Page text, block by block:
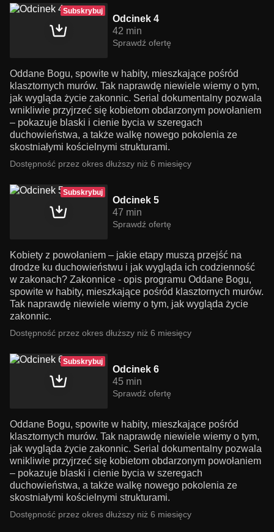
Subskrybuj
Odcinek 4
42 min
Sprawdź ofertę
Oddane Bogu, spowite w habity, mieszkające pośród
klasztornych murów. Tak naprawdę niewiele wiemy o tym,
jak wygląda życie zakonnic. Serial dokumentalny pozwala
wnikliwie przyjrzeć się kobietom obdarzonym powołaniem
– pokazuje blaski i cienie bycia w szeregach
duchowieństwa, a także walkę nowego pokolenia ze
skostniałymi kościelnymi strukturami.
Dostępność przez okres dłuższy niż 6 miesięcy
Subskrybuj
Odcinek 5
47 min
Sprawdź ofertę
Kobiety z powołaniem – jakie etapy muszą przejść na
drodze ku duchowieństwu i jak wygląda ich codzienność
w zakonach? Zakonnice - opis programu Oddane Bogu,
spowite w habity, mieszkające pośród klasztornych murów.
Tak naprawdę niewiele wiemy o tym, jak wygląda życie
zakonnic.
Dostępność przez okres dłuższy niż 6 miesięcy
Subskrybuj
Odcinek 6
45 min
Sprawdź ofertę
Oddane Bogu, spowite w habity, mieszkające pośród
klasztornych murów. Tak naprawdę niewiele wiemy o tym,
jak wygląda życie zakonnic. Serial dokumentalny pozwala
wnikliwie przyjrzeć się kobietom obdarzonym powołaniem
– pokazuje blaski i cienie bycia w szeregach
duchowieństwa, a także walkę nowego pokolenia ze
skostniałymi kościelnymi strukturami.
Dostępność przez okres dłuższy niż 6 miesięcy